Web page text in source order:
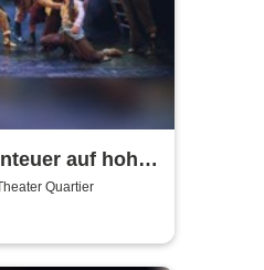
auf hoher
Quartier